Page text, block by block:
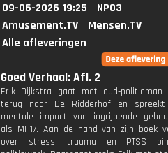
09-06-2026 19:25
NPO3
Amusement.TV
Mensen.TV
Alle afleveringen
Goed Verhaal: Afl. 2
Erik Dijkstra gaat met oud-politieman
terug naar De Ridderhof en
mentale impact van ingrijpende
als MH17. Aan de hand van zijn boek
over stress, trauma en PTSS